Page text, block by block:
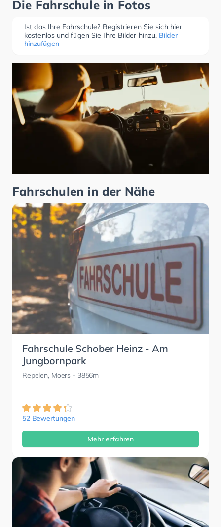
Die Fahrschule in Fotos
Ist das Ihre Fahrschule? Registrieren Sie sich hier
kostenlos und fügen Sie Ihre Bilder hinzu. Bilder
hinzufügen
Fahrschulen in der Nähe
Fahrschule Schober Heinz - Am
Jungbornpark
Repelen, Moers - 3856m
52 Bewertungen
Mehr erfahren